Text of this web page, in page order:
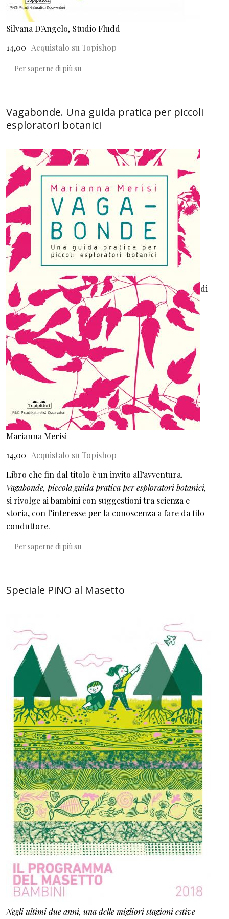
Silvana D'Angelo, Studio Fludd
14,00 | Acquistalo su Topishop
Per saperne di più su
Vagabonde. Una guida pratica per piccoli
esploratori botanici
di
Marianna Merisi
14,00 | Acquistalo su Topishop
Libro che fin dal titolo è un invito all’avventura.
Vagabonde, piccola guida pratica per esploratori botanici,
si rivolge ai bambini con suggestioni tra scienza e
storia, con l’interesse per la conoscenza a fare da filo
conduttore.
Per saperne di più su
Speciale PiNO al Masetto
Negli ultimi due anni, una delle migliori stagioni estive